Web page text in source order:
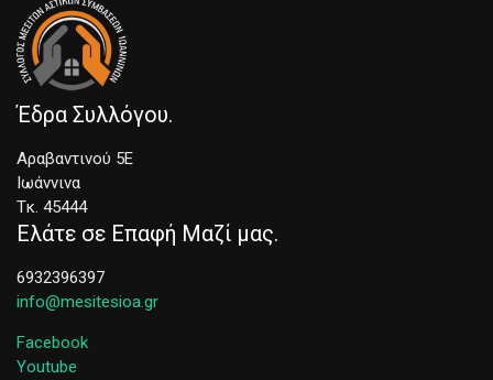
Έδρα Συλλόγου
Αραβαντινού 5Ε
Ιωάννινα
Τκ. 45444
Ελάτε σε Επαφή Μαζί μας
6932396397
info@mesitesioa.gr
Facebook
Youtube